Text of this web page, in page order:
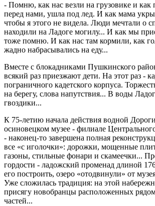
- Помню, как нас везли на грузовике и как
перед нами, ушла под лед. И как мама
чтобы я этого не видела. Люди мечтали о
находили на Ладоге могилу... И как мы
тоже помню. И как нас там кормили, как
жадно набрасывались на еду...
Вместе с блокадниками Пушкинского
всякий раз приезжают дети. На этот раз -
пограничного кадетского корпуса.
на берегу, слова напутствия... В воды
гвоздики...
К 75-летию начала действия водной
осиновецком музее - филиале
- наконец-то завершена полная
все «с иголочки»: дорожки, мощенные
газоны, стильные фонари и скамеечки...
гордости - ладожский променад длиной
его построить, озеро «отодвинули» от
Уже сложилась традиция: на этой
присягу новобранцы расположенных
частей...